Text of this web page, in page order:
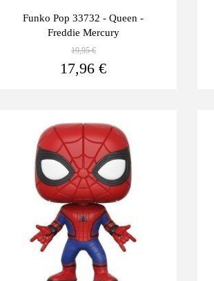
Funko Pop 33732 - Queen -
Freddie Mercury
19,95 €
17,96 €